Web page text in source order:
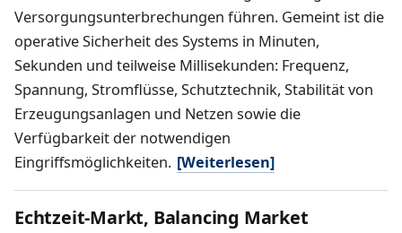
Versorgungsunterbrechungen führen. Gemeint ist die
operative Sicherheit des Systems in Minuten,
Sekunden und teilweise Millisekunden: Frequenz,
Spannung, Stromflüsse, Schutztechnik, Stabilität von
Erzeugungsanlagen und Netzen sowie die
Verfügbarkeit der notwendigen
Eingriffsmöglichkeiten. [Weiterlesen]
Echtzeit-Markt, Balancing Market